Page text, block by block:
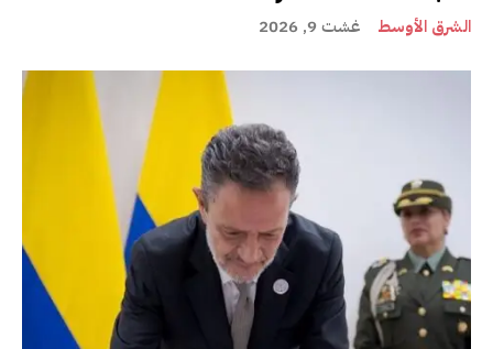
الشرق الأوسط غشت 9, 2026